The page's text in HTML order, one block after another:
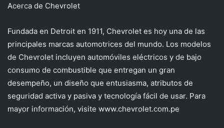
Acerca de Chevrolet
Fundada en Detroit en 1911, Chevrolet es hoy una de las
principales marcas automotrices del mundo. Los modelos
de Chevrolet incluyen automóviles eléctricos y de bajo
consumo de combustible que entregan un gran
desempeño, un diseño que entusiasma, atributos de
seguridad activa y pasiva y tecnología fácil de usar. Para
mayor información, visite www.chevrolet.com.pe